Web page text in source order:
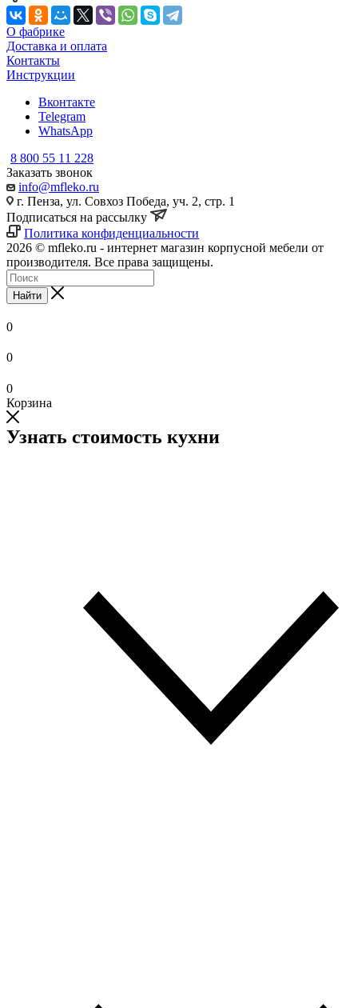
О фабрике
Доставка и оплата
Контакты
Инструкции
Вконтакте
Telegram
WhatsApp
8 800 55 11 228
Заказать звонок
info@mfleko.ru
г. Пенза, ул. Совхоз Победа, уч. 2, стр. 1
Подписаться на рассылку
Политика конфиденциальности
2026 © mfleko.ru - интернет магазин корпусной мебели от
производителя. Все права защищены.
Найти
0
0
0
Корзина
Узнать стоимость кухни